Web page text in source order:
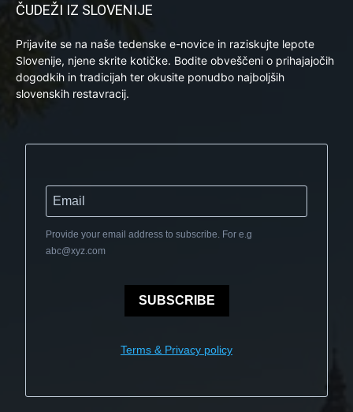
ČUDEŽI IZ SLOVENIJE
Prijavite se na naše tedenske e-novice in raziskujte lepote
Slovenije, njene skrite kotičke. Bodite obveščeni o prihajajočih
dogodkih in tradicijah ter okusite ponudbo najboljših
slovenskih restavracij.
Provide your email address to subscribe. For e.g
abc@xyz.com
SUBSCRIBE
Terms & Privacy policy